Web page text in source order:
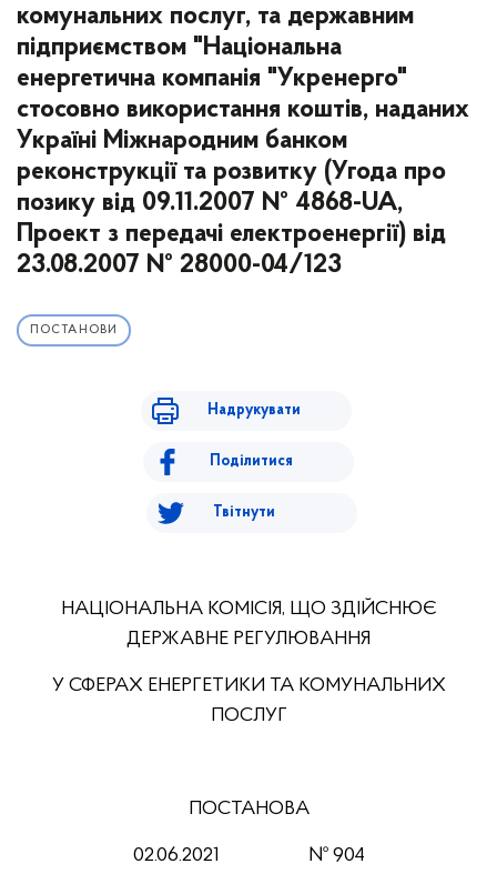
комунальних послуг, та державним
підприємством "Національна
енергетична компанія "Укренерго"
стосовно використання коштів, наданих
Україні Міжнародним банком
реконструкції та розвитку (Угода про
позику від 09.11.2007 № 4868-UA,
Проект з передачі електроенергії) від
23.08.2007 № 28000-04/123
ПОСТАНОВИ
Надрукувати
Поділитися
Твітнути
НАЦІОНАЛЬНА КОМІСІЯ, ЩО ЗДІЙСНЮЄ
ДЕРЖАВНЕ РЕГУЛЮВАННЯ
У СФЕРАХ ЕНЕРГЕТИКИ ТА КОМУНАЛЬНИХ
ПОСЛУГ
ПОСТАНОВА
02.06.2021 № 904